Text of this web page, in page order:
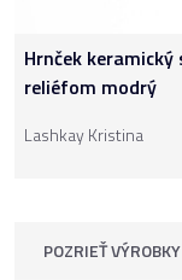
Hrnček keramický
reliéfom modrý
Lashkay Kristina
POZRIEŤ VÝROBKY